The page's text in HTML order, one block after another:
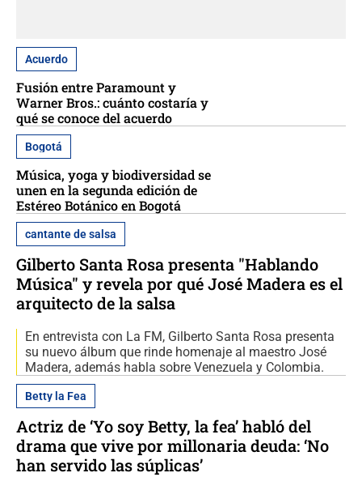
Acuerdo
Fusión entre Paramount y
Warner Bros.: cuánto costaría y
qué se conoce del acuerdo
Bogotá
Música, yoga y biodiversidad se
unen en la segunda edición de
Estéreo Botánico en Bogotá
cantante de salsa
Gilberto Santa Rosa presenta "Hablando
Música" y revela por qué José Madera es el
arquitecto de la salsa
En entrevista con La FM, Gilberto Santa Rosa presenta
su nuevo álbum que rinde homenaje al maestro José
Madera, además habla sobre Venezuela y Colombia.
Betty la Fea
Actriz de ‘Yo soy Betty, la fea’ habló del
drama que vive por millonaria deuda: ‘No
han servido las súplicas’